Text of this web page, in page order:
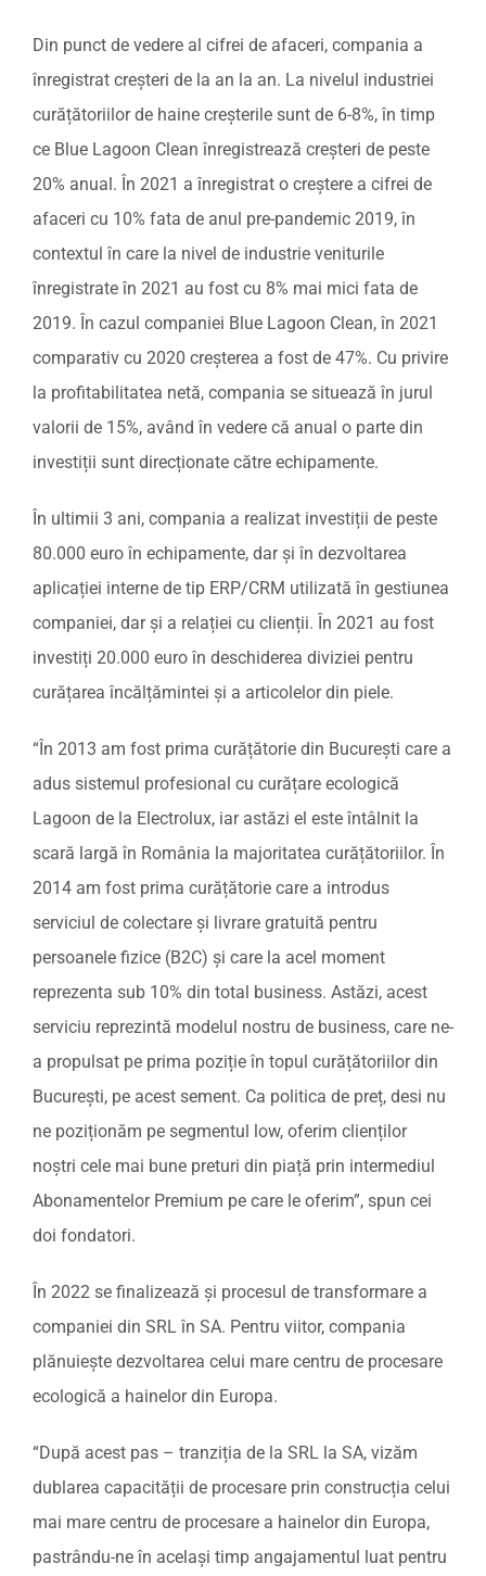
Din punct de vedere al cifrei de afaceri, compania a
înregistrat creșteri de la an la an. La nivelul industriei
curățătoriilor de haine creșterile sunt de 6-8%, în timp
ce Blue Lagoon Clean înregistrează creșteri de peste
20% anual. În 2021 a înregistrat o creștere a cifrei de
afaceri cu 10% fata de anul pre-pandemic 2019, în
contextul în care la nivel de industrie veniturile
înregistrate în 2021 au fost cu 8% mai mici fata de
2019. În cazul companiei Blue Lagoon Clean, în 2021
comparativ cu 2020 creșterea a fost de 47%. Cu privire
la profitabilitatea netă, compania se situează în jurul
valorii de 15%, având în vedere că anual o parte din
investiții sunt direcționate către echipamente.
În ultimii 3 ani, compania a realizat investiții de peste
80.000 euro în echipamente, dar și în dezvoltarea
aplicației interne de tip ERP/CRM utilizată în gestiunea
companiei, dar și a relației cu clienții. În 2021 au fost
investiți 20.000 euro în deschiderea diviziei pentru
curățarea încălțămintei și a articolelor din piele.
“În 2013 am fost prima curățătorie din București care a
adus sistemul profesional cu curățare ecologică
Lagoon de la Electrolux, iar astăzi el este întâlnit la
scară largă în România la majoritatea curățătoriilor. În
2014 am fost prima curățătorie care a introdus
serviciul de colectare și livrare gratuită pentru
persoanele fizice (B2C) și care la acel moment
reprezenta sub 10% din total business. Astăzi, acest
serviciu reprezintă modelul nostru de business, care ne-
a propulsat pe prima poziție în topul curățătoriilor din
București, pe acest sement. Ca politica de preț, desi nu
ne poziționăm pe segmentul low, oferim clienților
noștri cele mai bune preturi din piață prin intermediul
Abonamentelor Premium pe care le oferim”, spun cei
doi fondatori.
În 2022 se finalizează și procesul de transformare a
companiei din SRL în SA. Pentru viitor, compania
plănuiește dezvoltarea celui mare centru de procesare
ecologică a hainelor din Europa.
“După acest pas – tranziția de la SRL la SA, vizăm
dublarea capacității de procesare prin construcția celui
mai mare centru de procesare a hainelor din Europa,
pastrându-ne în același timp angajamentul luat pentru